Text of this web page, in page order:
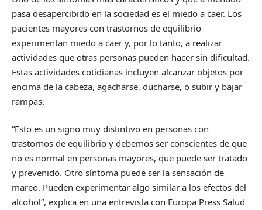
pasa desapercibido en la sociedad es el miedo a caer. Los
pacientes mayores con trastornos de equilibrio
experimentan miedo a caer y, por lo tanto, a realizar
actividades que otras personas pueden hacer sin dificultad.
Estas actividades cotidianas incluyen alcanzar objetos por
encima de la cabeza, agacharse, ducharse, o subir y bajar
rampas.
“Esto es un signo muy distintivo en personas con
trastornos de equilibrio y debemos ser conscientes de que
no es normal en personas mayores, que puede ser tratado
y prevenido. Otro síntoma puede ser la sensación de
mareo. Pueden experimentar algo similar a los efectos del
alcohol”, explica en una entrevista con Europa Press Salud